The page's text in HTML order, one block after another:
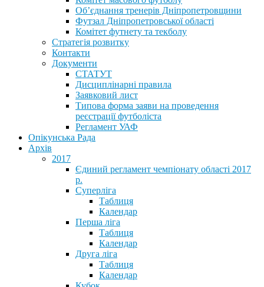
Обʼєднання тренерів Дніпропетровщини
Футзал Дніпропетровської області
Комітет футнету та текболу
Стратегія розвитку
Контакти
Документи
СТАТУТ
Дисциплінарні правила
Заявковий лист
Типова форма заяви на проведення
реєстрації футболіста
Регламент УАФ
Опікунська Рада
Архів
2017
Єдиний регламент чемпіонату області 2017
р.
Суперліга
Таблиця
Календар
Перша ліга
Таблиця
Календар
Друга ліга
Таблиця
Календар